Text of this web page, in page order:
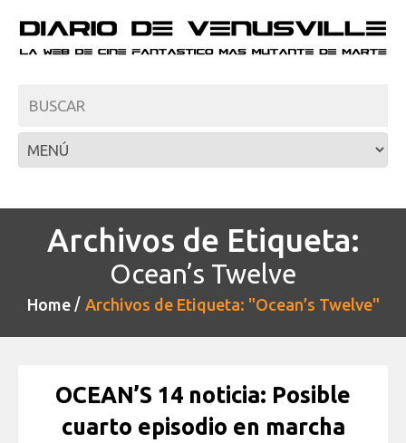
Archivos de Etiqueta:
Ocean’s Twelve
Home Archivos de Etiqueta: "Ocean’s Twelve"
OCEAN’S 14 noticia: Posible
cuarto episodio en marcha